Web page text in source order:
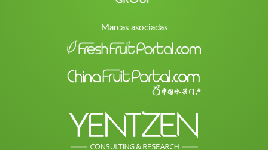
Marcas asociadas